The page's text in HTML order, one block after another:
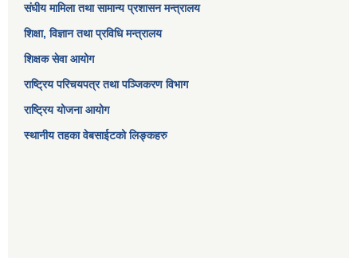
संघीय मामिला तथा सामान्य प्रशासन मन्त्रालय
शिक्षा, विज्ञान तथा प्रविधि मन्त्रालय
शिक्षक सेवा आयोग
राष्ट्रिय परिचयपत्र तथा पञ्जिकरण विभाग
राष्ट्रिय योजना आयोग
स्थानीय तहका वेबसाईटको लिङ्कहरु